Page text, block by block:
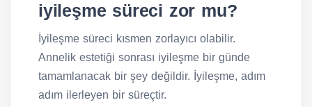
iyileşme süreci zor mu?
İyileşme süreci kısmen zorlayıcı olabilir.
Annelik estetiği sonrası iyileşme bir günde
tamamlanacak bir şey değildir. İyileşme, adım
adım ilerleyen bir süreçtir.